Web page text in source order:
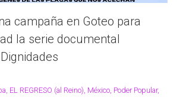
campaña en Goteo para
la serie documental
, EL REGRESO (al Reino), México, Poder Popular,